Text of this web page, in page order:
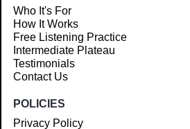
Who It's For
How It Works
Free Listening Practice
Intermediate Plateau
Testimonials
Contact Us
POLICIES
Privacy Policy